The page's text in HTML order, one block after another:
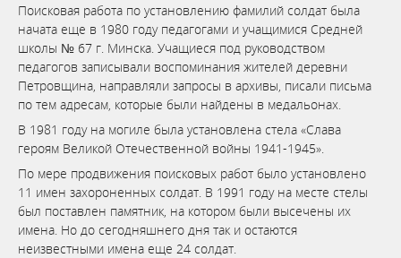
Поисковая работа по установлению фамилий солдат была
начата еще в 1980 году педагогами и учащимися Средней
школы № 67 г. Минска. Учащиеся под руководством
педагогов записывали воспоминания жителей деревни
Петровщина, направляли запросы в архивы, писали письма
по тем адресам, которые были найдены в медальонах.
В 1981 году на могиле была установлена стела «Слава
героям Великой Отечественной войны 1941-1945».
По мере продвижения поисковых работ было установлено
11 имен захороненных солдат. В 1991 году на месте стелы
был поставлен памятник, на котором были высечены их
имена. Но до сегодняшнего дня так и остаются
неизвестными имена еще 24 солдат.